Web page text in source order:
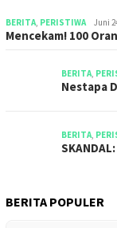
BERITA PERISTIWA Juni
Mencekam! 100
BERITA
​​Nestapa
BERITA
BERITA POPULER